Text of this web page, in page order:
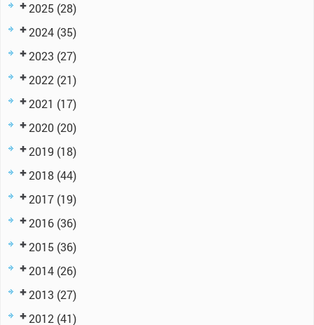
2025 (28)
2024 (35)
2023 (27)
2022 (21)
2021 (17)
2020 (20)
2019 (18)
2018 (44)
2017 (19)
2016 (36)
2015 (36)
2014 (26)
2013 (27)
2012 (41)